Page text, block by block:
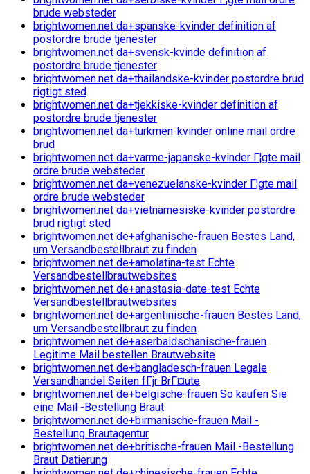
brude websteder
brightwomen.net da+spanske-kvinder definition af
postordre brude tjenester
brightwomen.net da+svensk-kvinde definition af
postordre brude tjenester
brightwomen.net da+thailandske-kvinder postordre brud
rigtigt sted
brightwomen.net da+tjekkiske-kvinder definition af
postordre brude tjenester
brightwomen.net da+turkmen-kvinder online mail ordre
brud
brightwomen.net da+varme-japanske-kvinder Г¦gte mail
ordre brude websteder
brightwomen.net da+venezuelanske-kvinder Г¦gte mail
ordre brude websteder
brightwomen.net da+vietnamesiske-kvinder postordre
brud rigtigt sted
brightwomen.net de+afghanische-frauen Bestes Land,
um Versandbestellbraut zu finden
brightwomen.net de+amolatina-test Echte
Versandbestellbrautwebsites
brightwomen.net de+anastasia-date-test Echte
Versandbestellbrautwebsites
brightwomen.net de+argentinische-frauen Bestes Land,
um Versandbestellbraut zu finden
brightwomen.net de+aserbaidschanische-frauen
Legitime Mail bestellen Brautwebsite
brightwomen.net de+bangladesch-frauen Legale
Versandhandel Seiten fГјr BrГ¤ute
brightwomen.net de+belgische-frauen So kaufen Sie
eine Mail -Bestellung Braut
brightwomen.net de+birmanische-frauen Mail -
Bestellung Brautagentur
brightwomen.net de+britische-frauen Mail -Bestellung
Braut Datierung